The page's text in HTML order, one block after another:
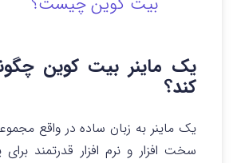
یک ماینر بیت کوین
کند؟
یک ماینر به زبان ساده در واقع
سخت افزار و نرم افزار قدرتمند